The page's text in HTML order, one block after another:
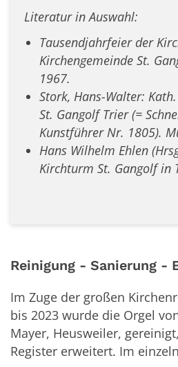
Literatur in Auswahl:
Tausendjahrfeier der
Kirchengemeinde St.
1967.
Stork, Hans-Walter:
St. Gangolf Trier (=
Kunstführer Nr. 1805).
Hans Wilhelm Ehlen
Kirchturm St. Gangolf in
Reinigung - Sanierung -
Im Zuge der großen
bis 2023 wurde die Orgel
Mayer, Heusweiler,
Register erweitert. Im